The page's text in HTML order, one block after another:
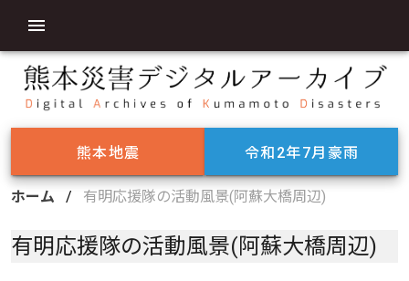
熊本地震 令和2年7月豪雨
ホーム / 有明応援隊の活動風景(阿蘇大橋周辺)
有明応援隊の活動風景(阿蘇大橋周辺)